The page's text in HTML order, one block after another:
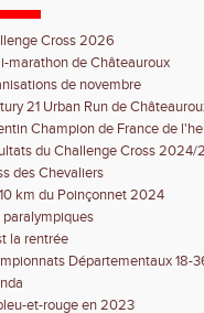
Cross 2026
marathon de Châteauroux
de novembre
21 Urban Run de
Champion de France de
du Challenge Cross
des Chevaliers
km du Poinçonnet 2024
paralympiques
la rentrée
Départementaux 18-
et-rouge en 2023